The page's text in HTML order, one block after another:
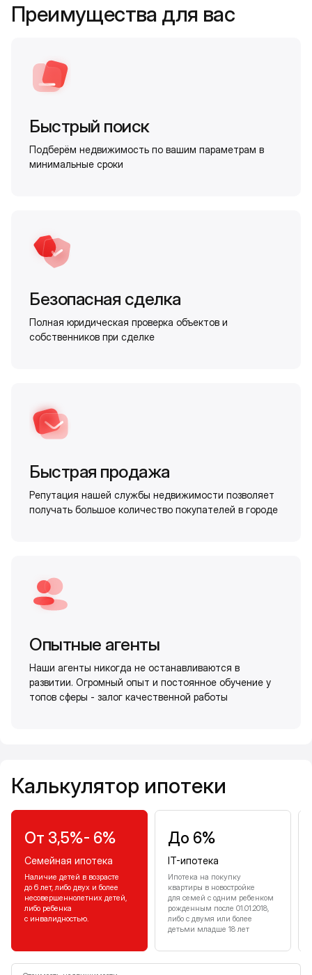
Преимущества для вас
Быстрый поиск
Подберём недвижимость по вашим параметрам в
минимальные сроки
Безопасная сделка
Полная юридическая проверка объектов и
собственников при сделке
Быстрая продажа
Репутация нашей службы недвижимости позволяет
получать большое количество покупателей в городе
Опытные агенты
Наши агенты никогда не останавливаются в
развитии. Огромный опыт и постоянное обучение у
топов сферы - залог качественной работы
Калькулятор ипотеки
От 3,5%- 6%
Семейная ипотека
Наличие детей в возрасте
до 6 лет, либо двух и более
несовершеннолетних детей,
либо ребенка
с инвалидностью.
До 6%
IT-ипотека
Ипотека на покупку
квартиры в новостройке
для семей с одним ребенком
рожденным после 01.01.2018,
либо с двумя или более
детьми младше 18 лет